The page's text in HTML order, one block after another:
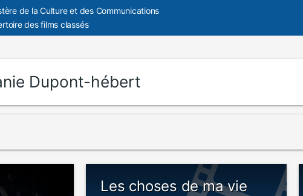
de la Culture et des Communications
des films classés
Dupont-hébert
Les choses de ma vie